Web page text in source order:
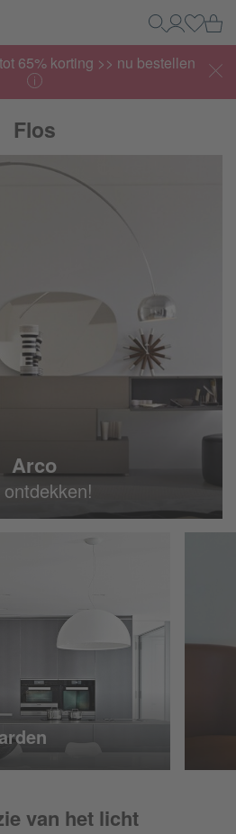
Zoeken
Mijn
65% korting >> nu bestellen
Flos
Arco
van het licht